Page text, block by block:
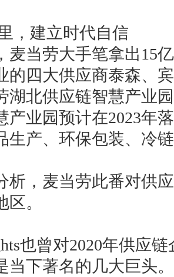
，建立时代自信
麦当劳大手笔拿出15
的四大供应商泰森、
湖北供应链智慧产业
产业园预计在2023年
生产、环保包装、冷
析，麦当劳此番对供
。
也曾对2020年供应
当下著名的几大巨头。